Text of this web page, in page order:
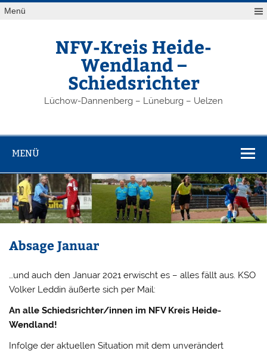
Zum
Inhalt
Menü
NFV-Kreis Heide-
Wendland –
Schiedsrichter
Lüchow-Dannenberg – Lüneburg – Uelzen
MENÜ
Absage Januar
…und auch den Januar 2021 erwischt es – alles fällt aus. KSO
Volker Leddin äußerte sich per Mail:
An alle Schiedsrichter/innen im NFV Kreis Heide-
Wendland!
Infolge der aktuellen Situation mit dem unverändert